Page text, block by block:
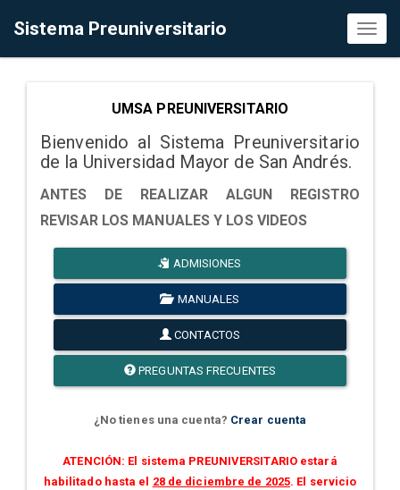
Sistema Preuniversitario
UMSA PREUNIVERSITARIO
Bienvenido al Sistema Preuniversitario
de la Universidad Mayor de San Andrés.
ANTES DE REALIZAR ALGUN REGISTRO
REVISAR LOS MANUALES Y LOS VIDEOS
ADMISIONES
MANUALES
CONTACTOS
PREGUNTAS FRECUENTES
¿No tienes una cuenta? Crear cuenta
ATENCIÓN: El sistema PREUNIVERSITARIO estará
habilitado hasta el 28 de diciembre de 2025. El servicio